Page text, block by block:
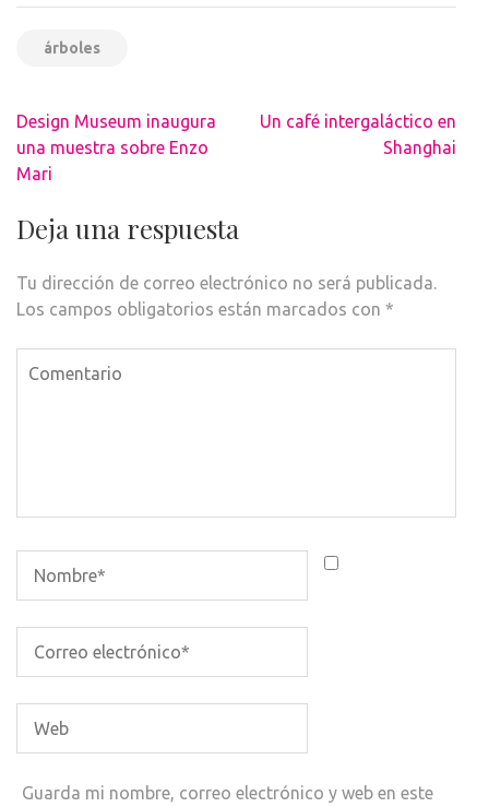
árboles
Navegación
de
entradas
Design Museum inaugura
una muestra sobre Enzo
Mari
Un café intergaláctico en
Shanghai
Deja una respuesta
Tu dirección de correo electrónico no será publicada.
Los campos obligatorios están marcados con *
Guarda mi nombre, correo electrónico y web en este